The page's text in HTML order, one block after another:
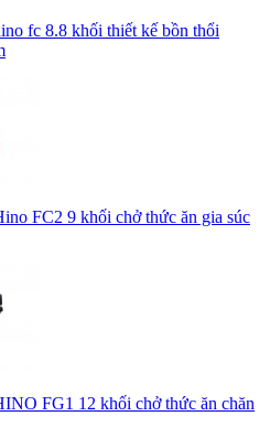
fc 8.8 khối thiết kế bồn thổi
FC2 9 khối chở thức ăn gia súc
FG1 12 khối chở thức ăn chăn